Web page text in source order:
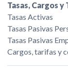
Tasas, Cargos y
Tasas Activas
Tasas Pasivas
Tasas Pasivas
Cargos, tarifas y